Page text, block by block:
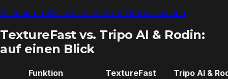
Generieren Sie Ihre erste TexturPreise ansehen
TextureFast vs. Tripo AI & Rodin:
auf einen Blick
Funktion TextureFast Tripo AI &